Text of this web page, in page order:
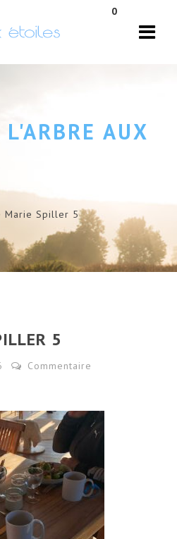
0
L'ARBRE AUX
Marie Spiller 5
5
Commentaire